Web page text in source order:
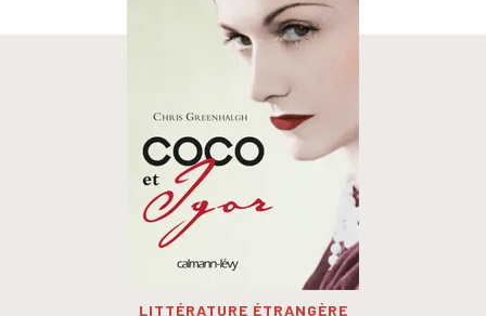
LITTÉRATURE ÉTRANGÈRE